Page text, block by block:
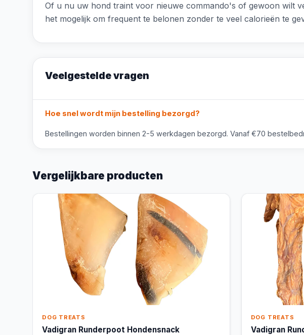
Of u nu uw hond traint voor nieuwe commando's of gewoon wilt
het mogelijk om frequent te belonen zonder te veel calorieën te
Veelgestelde vragen
Hoe snel wordt mijn bestelling bezorgd?
Bestellingen worden binnen 2-5 werkdagen bezorgd. Vanaf €70
Vergelijkbare producten
DOG TREATS
Vadigran Runderpoot Hondensnack
DOG TREATS
Vadigran